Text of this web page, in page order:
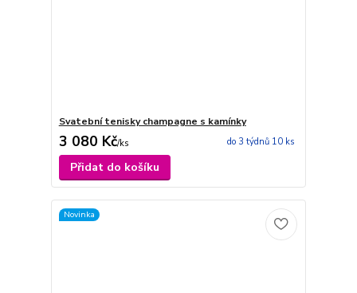
Svatební tenisky champagne s kamínky
3 080 Kč/ks do 3 týdnů 10 ks
Přidat do košíku
Novinka